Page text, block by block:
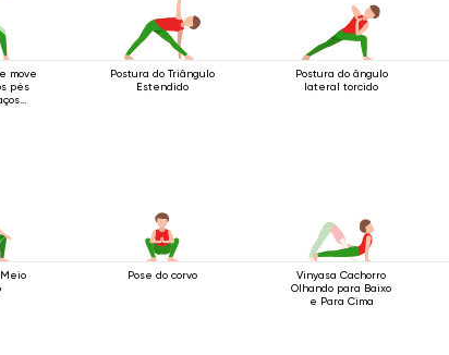
move
pés
Postura do Triângulo
Estendido
Postura do ângulo
lateral torcido
Pose do corvo
Vinyasa Cachorro
Olhando para Baixo
e Para Cima